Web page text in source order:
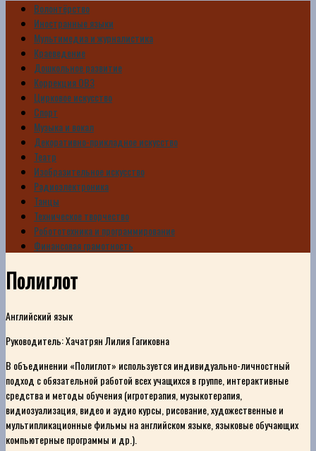
Волонтёрство
Иностранные языки
Мультимедиа и журналистика
Краеведение
Дошкольное развитие
Коррекция ОВЗ
Цирковое искусство
Спорт
Музыка и вокал
Декоративно-прикладное искусство
Театр
Изобразительное искусство
Радиоэлектроника
Танцы
Техническое творчество
Робототехника и программирование
Финансовая грамотность
Полиглот
Английский язык
Руководитель: Хачатрян Лилия Гагиковна
В объединении «Полиглот» используется индивидуально-личностный
подход с обязательной работой всех учащихся в группе, интерактивные
средства и методы обучения (игротерапия, музыкотерапия,
видиозуализация, видео и аудио курсы, рисование, художественные и
мультипликационные фильмы на английском языке, языковые обучающих
компьютерные программы и др.).